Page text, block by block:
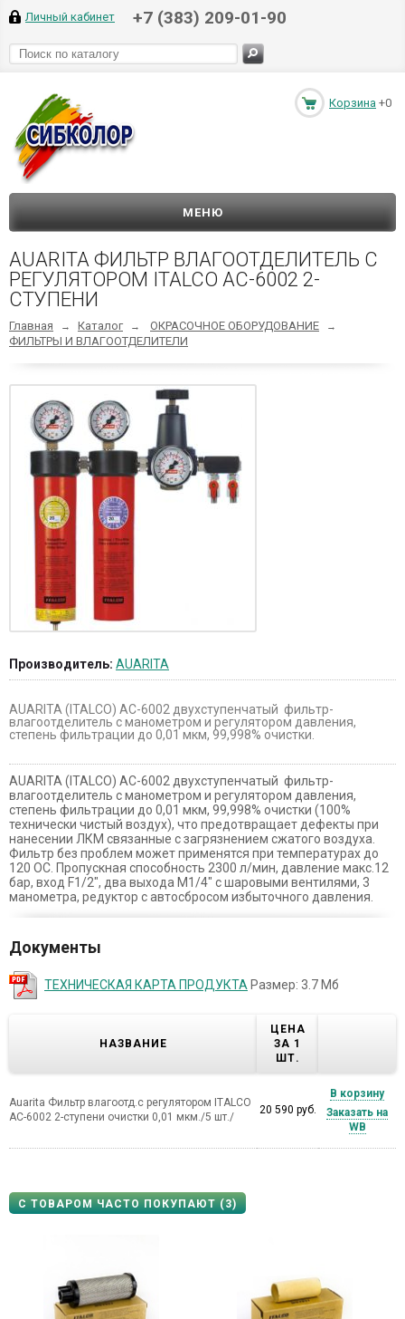
Личный кабинет +7 (383) 209-01-90
Корзина +0
МЕНЮ
AUARITA ФИЛЬТР ВЛАГООТДЕЛИТЕЛЬ С
РЕГУЛЯТОРОМ ITALCO AC-6002 2-
СТУПЕНИ
Главная → Каталог → ОКРАСОЧНОЕ ОБОРУДОВАНИЕ →
ФИЛЬТРЫ И ВЛАГООТДЕЛИТЕЛИ
Производитель: AUARITA
AUARITA (ITALCO) AC-6002 двухступенчатый фильтр-
влагоотделитель с манометром и регулятором давления,
степень фильтрации до 0,01 мкм, 99,998% очистки.
AUARITA (ITALCO) AC-6002 двухступенчатый фильтр-
влагоотделитель с манометром и регулятором давления,
степень фильтрации до 0,01 мкм, 99,998% очистки (100%
технически чистый воздух), что предотвращает дефекты при
нанесении ЛКМ связанные с загрязнением сжатого воздуха.
Фильтр без проблем может применятся при температурах до
120 ОС. Пропускная способность 2300 л/мин, давление макс.12
бар, вход F1/2", два выхода М1/4" с шаровыми вентилями, 3
манометра, редуктор с автосбросом избыточного давления.
Документы
ТЕХНИЧЕСКАЯ КАРТА ПРОДУКТА Размер: 3.7 Мб
НАЗВАНИЕ
ЦЕНА
ЗА 1
ШТ.
Auarita Фильтр влагоотд.с регулятором ITALCO
AC-6002 2-ступени очистки 0,01 мкм./5 шт./
20 590 руб.
В корзину
Заказать на
WB
С ТОВАРОМ ЧАСТО ПОКУПАЮТ (3)